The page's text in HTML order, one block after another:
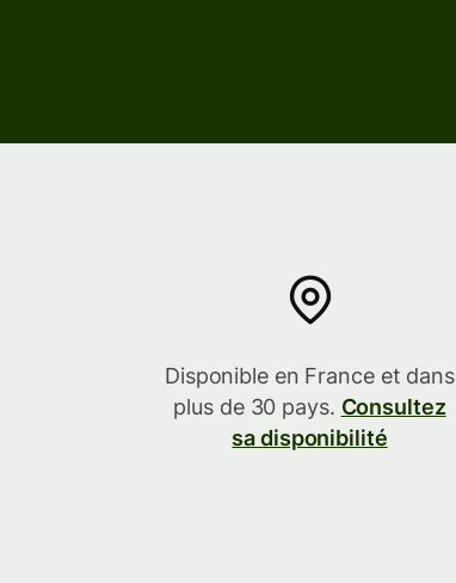
Disponible en France et dans
plus de 30 pays. Consultez
sa disponibilité